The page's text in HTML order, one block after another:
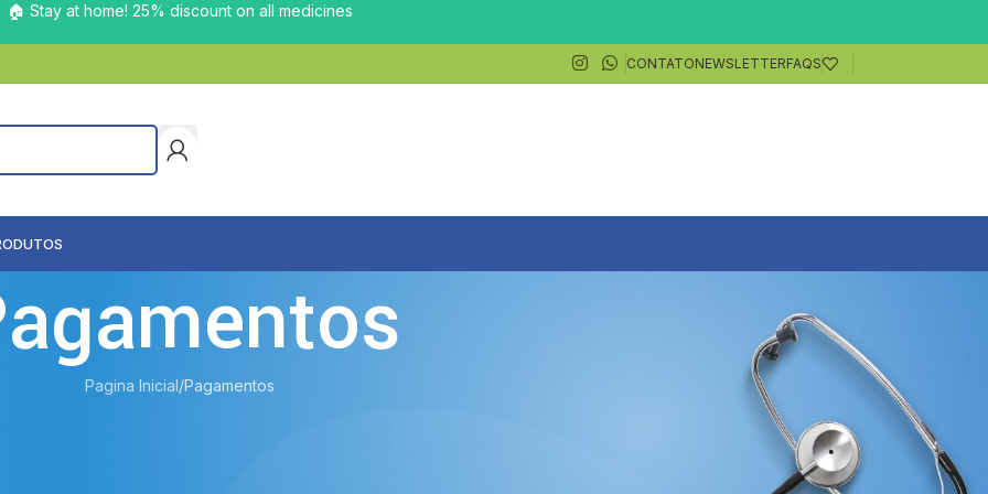
🏠 Stay at home! 25% discount on all medicines
CONTATONEWSLETTERFAQS
Pagina Inicial Pagamentos
de pagamento: